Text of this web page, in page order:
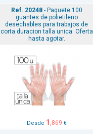
Ref. 20248- Paquete 100
guantes de polietileno
desechables para trabajos de
corta duracion talla unica. Oferta
hasta agotar.
Desde 1 ,869 €